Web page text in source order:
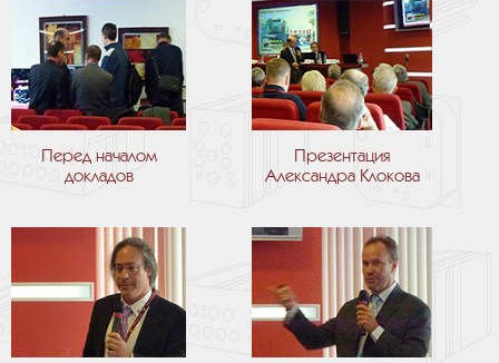
Перед началом
докладов
Презентация
Александра Клокова